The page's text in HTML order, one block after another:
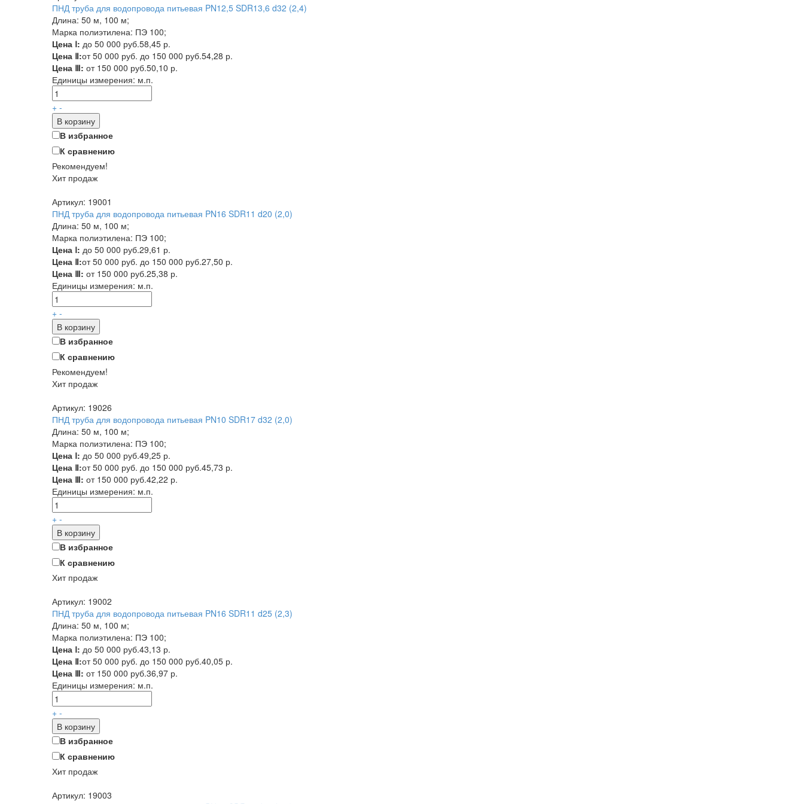
ПНД труба для водопровода питьевая PN12,5 SDR13,6 d32 (2,4)
Длина: 50 м, 100 м;
Марка полиэтилена: ПЭ 100;
Цена Ⅰ: до 50 000 руб.58,45 р.
Цена Ⅱ:от 50 000 руб. до 150 000 руб.54,28 р.
Цена Ⅲ: от 150 000 руб.50,10 р.
Единицы измерения: м.п.
+ -
В корзину
В избранное
К сравнению
Рекомендуем!
Хит продаж
Артикул: 19001
ПНД труба для водопровода питьевая PN16 SDR11 d20 (2,0)
Длина: 50 м, 100 м;
Марка полиэтилена: ПЭ 100;
Цена Ⅰ: до 50 000 руб.29,61 р.
Цена Ⅱ:от 50 000 руб. до 150 000 руб.27,50 р.
Цена Ⅲ: от 150 000 руб.25,38 р.
Единицы измерения: м.п.
+ -
В корзину
В избранное
К сравнению
Рекомендуем!
Хит продаж
Артикул: 19026
ПНД труба для водопровода питьевая PN10 SDR17 d32 (2,0)
Длина: 50 м, 100 м;
Марка полиэтилена: ПЭ 100;
Цена Ⅰ: до 50 000 руб.49,25 р.
Цена Ⅱ:от 50 000 руб. до 150 000 руб.45,73 р.
Цена Ⅲ: от 150 000 руб.42,22 р.
Единицы измерения: м.п.
+ -
В корзину
В избранное
К сравнению
Хит продаж
Артикул: 19002
ПНД труба для водопровода питьевая PN16 SDR11 d25 (2,3)
Длина: 50 м, 100 м;
Марка полиэтилена: ПЭ 100;
Цена Ⅰ: до 50 000 руб.43,13 р.
Цена Ⅱ:от 50 000 руб. до 150 000 руб.40,05 р.
Цена Ⅲ: от 150 000 руб.36,97 р.
Единицы измерения: м.п.
+ -
В корзину
В избранное
К сравнению
Хит продаж
Артикул: 19003